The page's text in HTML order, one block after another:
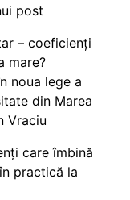
post
– coeficienți
mare?
noua lege a
din Marea
Vraciu
care îmbină
practică la